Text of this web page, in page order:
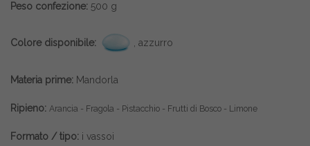
Peso confezione: 500 g
Colore disponibile: , azzurro
Materia prime: Mandorla
Ripieno: Arancia - Fragola - Pistacchio - Frutti di Bosco - Limone
Formato / tipo: i vassoi